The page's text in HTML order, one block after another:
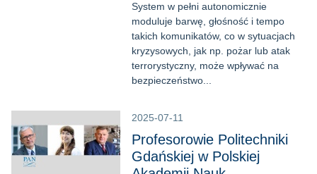
System w pełni autonomicznie
moduluje barwę, głośność i tempo
takich komunikatów, co w sytuacjach
kryzysowych, jak np. pożar lub atak
terrorystyczny, może wpływać na
bezpieczeństwo...
2025-07-11
Profesorowie Politechniki
Gdańskiej w Polskiej